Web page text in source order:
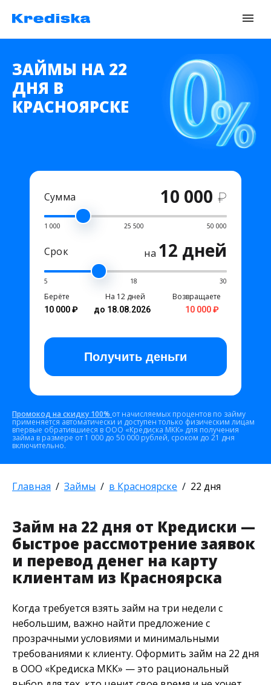
ЗАЙМЫ НА 22
ДНЯ В
КРАСНОЯРСКЕ
Сумма 10 000 ₽
1 000 25 500 50 000
Срок на 12 дней
5 18 30
Берёте
10 000 ₽
На 12 дней
до 18.08.2026
Возвращаете
10 000 ₽
Получить деньги
Промокод на скидку 100% от начисляемых процентов по займу
применяется автоматически и доступен только физическим лицам
впервые обратившиеся в ООО «Кредиска МКК» для получения
займа в размере от 1 000 до 50 000 рублей, сроком до 21 дня
включительно.
Главная Займы в Красноярске 22 дня
Займ на 22 дня от Кредиски —
быстрое рассмотрение заявок
и перевод денег на карту
клиентам из Красноярска
Когда требуется взять займ на три недели с
небольшим, важно найти предложение с
прозрачными условиями и минимальными
требованиями к клиенту. Оформить займ на 22 дня
в ООО «Кредиска МКК» — это рациональный